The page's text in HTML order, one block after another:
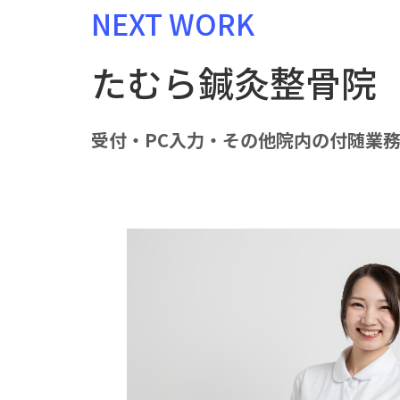
NEXT WORK
たむら鍼灸整骨院
受付・PC入力・その他院内の付随業務